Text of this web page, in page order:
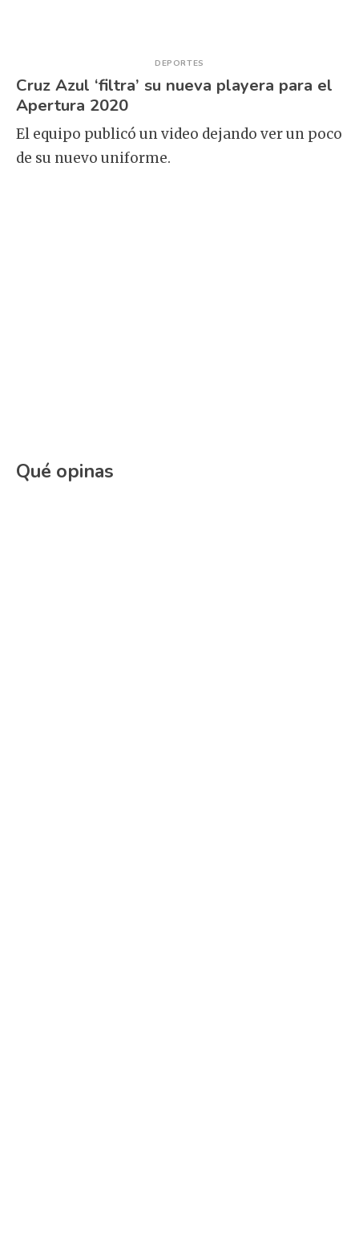
DEPORTES
Cruz Azul ‘filtra’ su nueva playera para el
Apertura 2020
El equipo publicó un video dejando ver un poco
de su nuevo uniforme.
Qué opinas